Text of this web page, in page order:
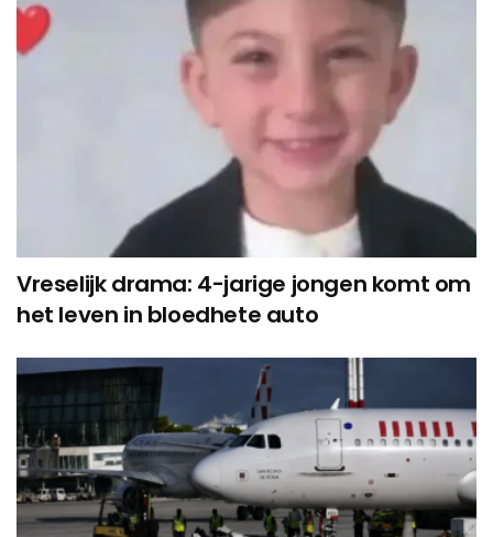
Vreselijk drama: 4-jarige jongen komt om
het leven in bloedhete auto